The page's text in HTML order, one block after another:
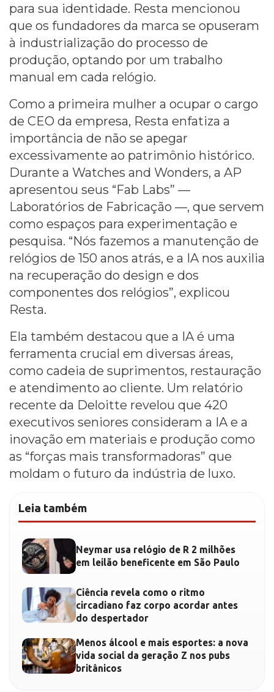
para sua identidade. Resta mencionou
que os fundadores da marca se opuseram
à industrialização do processo de
produção, optando por um trabalho
manual em cada relógio.
Como a primeira mulher a ocupar o cargo
de CEO da empresa, Resta enfatiza a
importância de não se apegar
excessivamente ao patrimônio histórico.
Durante a Watches and Wonders, a AP
apresentou seus “Fab Labs” —
Laboratórios de Fabricação —, que servem
como espaços para experimentação e
pesquisa. “Nós fazemos a manutenção de
relógios de 150 anos atrás, e a IA nos auxilia
na recuperação do design e dos
componentes dos relógios”, explicou
Resta.
Ela também destacou que a IA é uma
ferramenta crucial em diversas áreas,
como cadeia de suprimentos, restauração
e atendimento ao cliente. Um relatório
recente da Deloitte revelou que 420
executivos seniores consideram a IA e a
inovação em materiais e produção como
as “forças mais transformadoras” que
moldam o futuro da indústria de luxo.
Leia também
Neymar usa relógio de R 2 milhões
em leilão beneficente em São Paulo
Ciência revela como o ritmo
circadiano faz corpo acordar antes
do despertador
Menos álcool e mais esportes: a nova
vida social da geração Z nos pubs
britânicos